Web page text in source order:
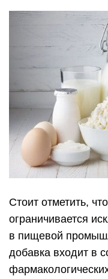
Стоит отметить,
ограничивается
в пищевой
добавка входит в